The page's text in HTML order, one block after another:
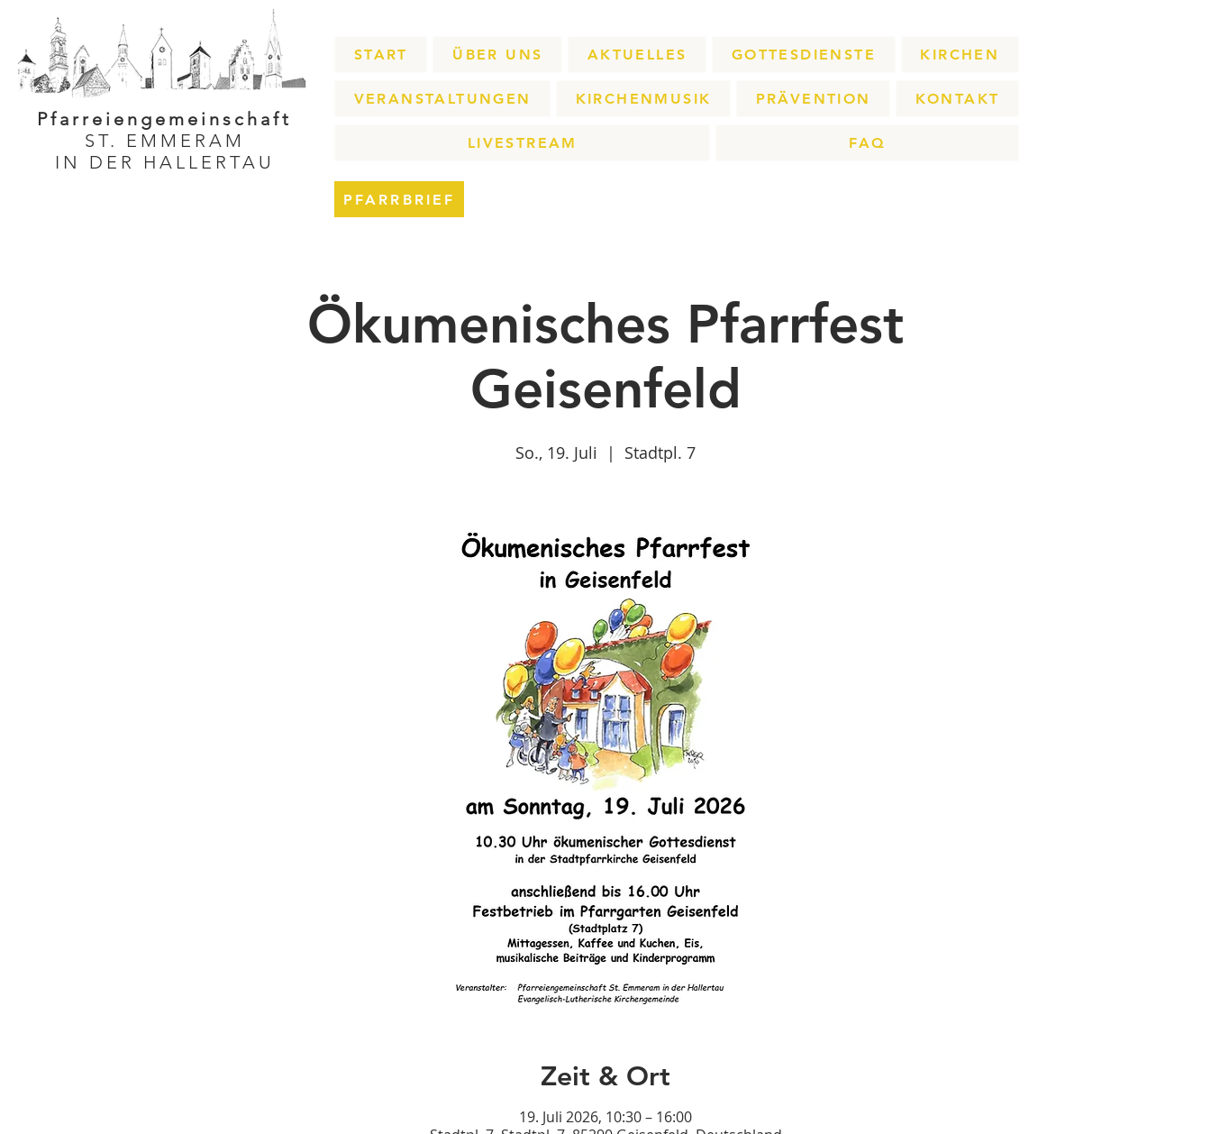
START ÜBER UNS AKTUELLES GOTTESDIENSTE KIRCHEN
VERANSTALTUNGEN KIRCHENMUSIK PRÄVENTION KONTAKT
LIVESTREAM FAQ
Pfarreiengemeinschaft
ST. EMMERAM
IN DER HALLERTAU
PFARRBRIEF
Ökumenisches Pfarrfest
Geisenfeld
So., 19. Juli
  |
Stadtpl. 7
Zeit & Ort
19. Juli 2026, 10:30 – 16:00